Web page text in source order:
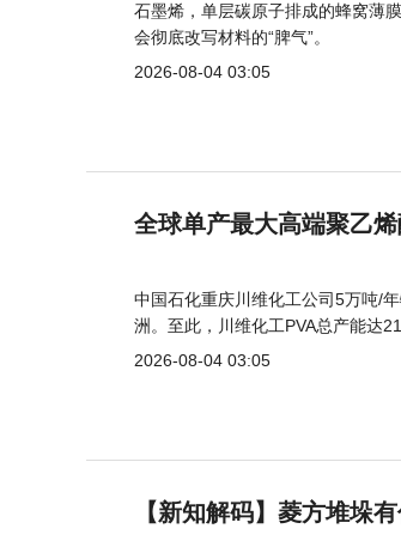
石墨烯，单层碳原子排成的蜂窝
会彻底改写材料的“脾气”。
2026-08-04 03:05
全球单产最大高端聚乙
中国石化重庆川维化工公司5万吨/
洲。至此，川维化工PVA总产能达
2026-08-04 03:05
【新知解码】菱方堆垛